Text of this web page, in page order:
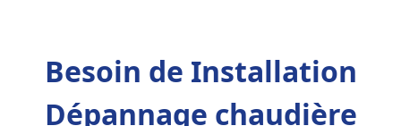
Besoin de Installation
Dépannage chaudière